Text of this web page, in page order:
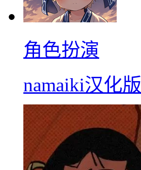
角色扮演
namaiki汉化版